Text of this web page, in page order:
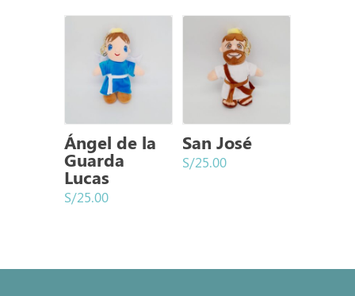
Ángel de la
Guarda
Lucas
S/25.00
San José
S/25.00